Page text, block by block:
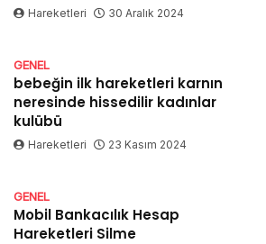
Hareketleri 30 Aralık 2024
GENEL
bebeğin ilk hareketleri karnın
neresinde hissedilir kadınlar
kulübü
Hareketleri 23 Kasım 2024
GENEL
Mobil Bankacılık Hesap
Hareketleri Silme